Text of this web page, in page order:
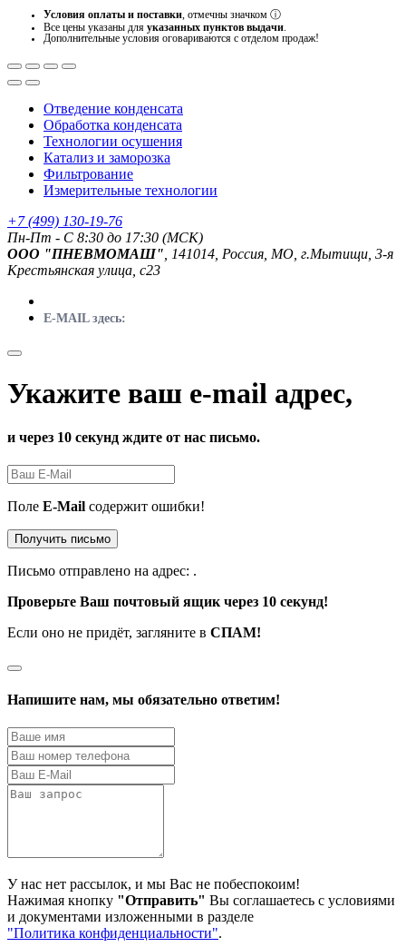
Условия оплаты и поставки , отмечны значком ⓘ
Все цены указаны для указанных пунктов выдачи
Дополнительные условия оговариваются с отделом продаж!
Отведение конденсата
Обработка конденсата
Технологии осушения
Катализ и заморозка
Фильтрование
Измерительные технологии
+7 (499) 130-19-76
Пн-Пт - C 8:30 до 17:30 (МСК)
ООО "ПНЕВМОМАШ" , 141014, Россия, МО, г.Мытищи, 3-я
Крестьянская улица, с23
E-MAIL здесь:
Укажите ваш e-mail адрес,
и через 10 секунд ждите от нас письмо.
Поле E-Mail содержит ошибки!
Получить письмо
Письмо отправлено на адрес: .
Проверьте Ваш почтовый ящик через 10 секунд!
Если оно не придёт, загляните в СПАМ!
Напишите нам, мы обязательно ответим!
У нас нет рассылок, и мы Вас не побеспокоим!
Нажимая кнопку "Отправить" Вы соглашаетесь с условиями
и документами изложенными в разделе
"Политика конфиденциальности".